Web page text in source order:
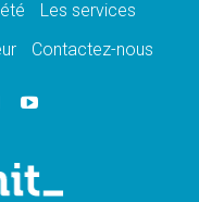
du Pape Léon en
à François»
ans après,
de prière pour la
Les services
Contactez-nous